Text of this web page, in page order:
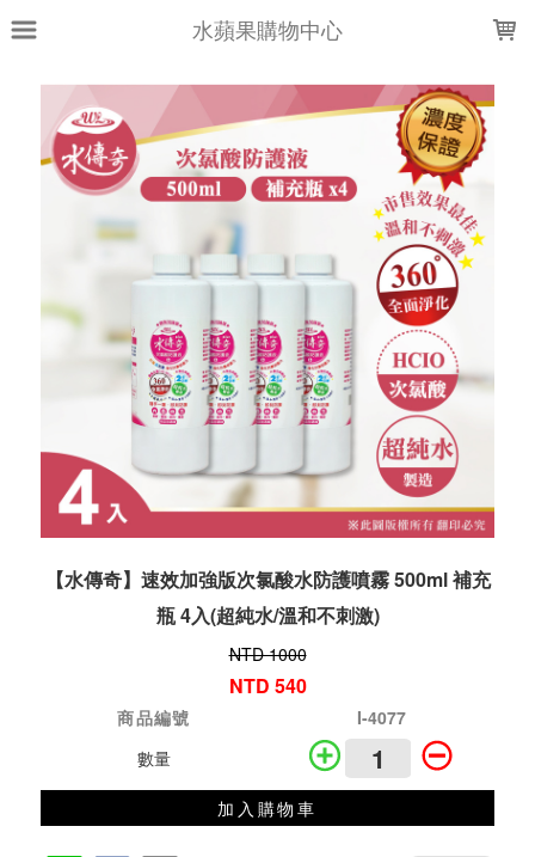
水蘋果購物中心
【水傳奇】速效加強版次氯酸水防護噴霧 500ml 補充
瓶 4入(超純水/溫和不刺激)
NTD 1000
NTD 540
商品編號
I-4077
數量
加入購物車